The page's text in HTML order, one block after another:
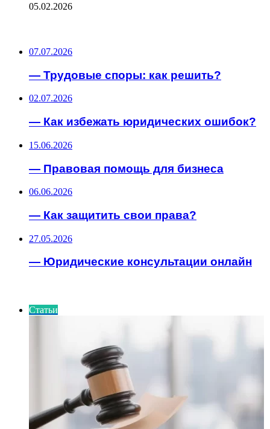
05.02.2026
07.07.2026
— Трудовые споры: как решить?
02.07.2026
— Как избежать юридических ошибок?
15.06.2026
— Правовая помощь для бизнеса
06.06.2026
— Как защитить свои права?
27.05.2026
— Юридические консультации онлайн
Статьи